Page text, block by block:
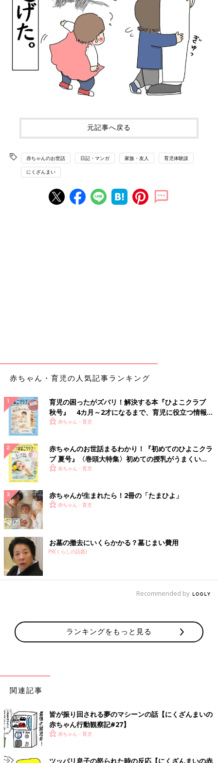
元記事へ戻る
赤ちゃんのお世話 日記・マンガ 家族・友人 育児体験談
にくざんまい
赤ちゃん・育児の人気記事ランキング
育児の困ったがズバリ！解決する本『ひよこクラブ
秋号』 4カ月～2才になるまで、育児に役立つ情報が
いっぱい！
赤ちゃん・育児
赤ちゃんのお世話まるわかり！『初めてのひよこクラ
ブ 夏号』〈巻頭大特集〉初めての授乳がうまくい
く！ おっぱい・ミルクの基本と夏のトラブル 解決テ
赤ちゃん・育児
赤ちゃんが生まれたら！2冊の「たまひよ」
赤ちゃん・育児
お墓の撤去にいくらかかる？墓じまい費用
PR(くらしの話題)
Recommended by
ランキングをもっと見る
関連記事
皆が振り回される夢のマシーンの話【にくざんまいの
赤ちゃん行動観察記#27】
赤ちゃん・育児
ツッパリ息子の怒られた時の反応【にくざんまいの赤